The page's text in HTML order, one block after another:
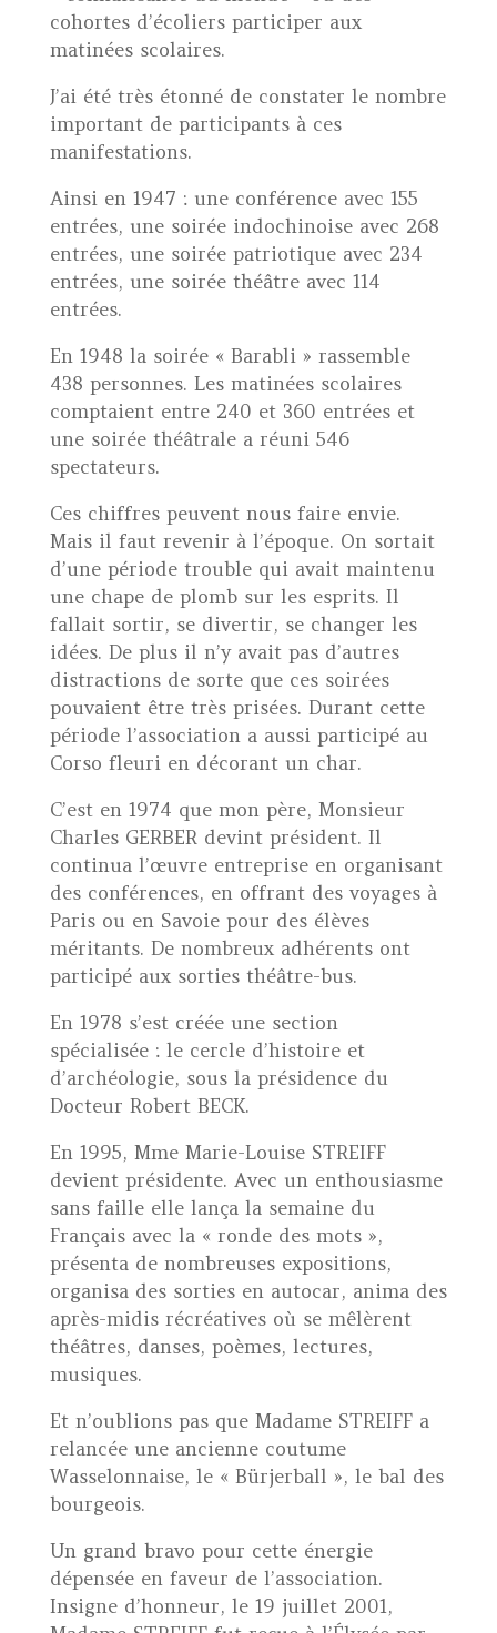
cohortes d’écoliers participer aux
matinées scolaires.
J’ai été très étonné de constater le nombre
important de participants à ces
manifestations.
Ainsi en 1947 : une conférence avec 155
entrées, une soirée indochinoise avec 268
entrées, une soirée patriotique avec 234
entrées, une soirée théâtre avec 114
entrées.
En 1948 la soirée « Barabli » rassemble
438 personnes. Les matinées scolaires
comptaient entre 240 et 360 entrées et
une soirée théâtrale a réuni 546
spectateurs.
Ces chiffres peuvent nous faire envie.
Mais il faut revenir à l’époque. On sortait
d’une période trouble qui avait maintenu
une chape de plomb sur les esprits. Il
fallait sortir, se divertir, se changer les
idées. De plus il n’y avait pas d’autres
distractions de sorte que ces soirées
pouvaient être très prisées. Durant cette
période l’association a aussi participé au
Corso fleuri en décorant un char.
C’est en 1974 que mon père, Monsieur
Charles GERBER devint président. Il
continua l’œuvre entreprise en organisant
des conférences, en offrant des voyages à
Paris ou en Savoie pour des élèves
méritants. De nombreux adhérents ont
participé aux sorties théâtre-bus.
En 1978 s’est créée une section
spécialisée : le cercle d’histoire et
d’archéologie, sous la présidence du
Docteur Robert BECK.
En 1995, Mme Marie-Louise STREIFF
devient présidente. Avec un enthousiasme
sans faille elle lança la semaine du
Français avec la « ronde des mots »,
présenta de nombreuses expositions,
organisa des sorties en autocar, anima des
après-midis récréatives où se mêlèrent
théâtres, danses, poèmes, lectures,
musiques.
Et n’oublions pas que Madame STREIFF a
relancée une ancienne coutume
Wasselonnaise, le « Bürjerball », le bal des
bourgeois.
Un grand bravo pour cette énergie
dépensée en faveur de l’association.
Insigne d’honneur, le 19 juillet 2001,